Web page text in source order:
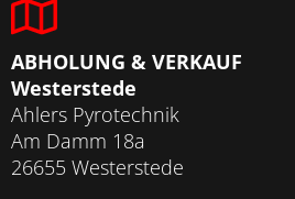
ABHOLUNG & VERKAUF
Westerstede
Ahlers Pyrotechnik
Am Damm 18a
26655 Westerstede